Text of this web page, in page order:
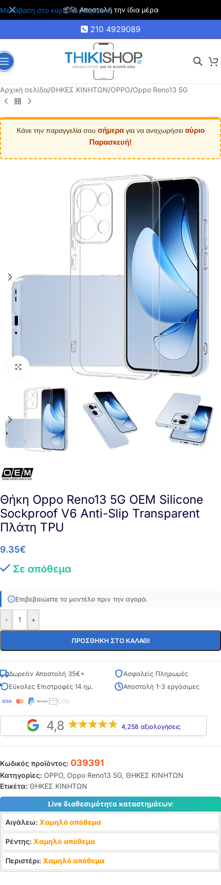
Μετάβαση στο κύριο περιεχόμενο
🚚 Δωρεάν μεταφορικά για αγορές άνω των 35€
210 4929089
Αρχική σελίδα/ΘΗΚΕΣ ΚΙΝΗΤΩΝ/OPPO/Oppo Reno13 5G
Κάνε την παραγγελία σου σήμεραγια να αναχωρήσει αύριο
Παρασκευή!
Click to enlarge
Θήκη Oppo Reno13 5G OEM Silicone
Sockproof V6 Anti-Slip Transparent
Πλάτη TPU
9.35€
Σε απόθεμα
Επιβεβαιώστε το μοντέλο πριν την αγορά.
- +
ΠΡΟΣΘΉΚΗ ΣΤΟ ΚΑΛΆΘΙ
Δωρεάν Αποστολή 35€+
Ασφαλείς Πληρωμές
Εύκολες Επιστροφές 14 ημ.
Αποστολή 1-3 εργάσιμες
COD
4,8 4,258 αξιολογήσεις
Κωδικός προϊόντος: 039391
Κατηγορίες: OPPO, Oppo Reno13 5G, ΘΗΚΕΣ ΚΙΝΗΤΩΝ
Ετικέτα: ΘΗΚΕΣ ΚΙΝΗΤΩΝ
Live διαθεσιμότητα καταστημάτων:
Αιγάλεω: Χαμηλό απόθεμα
Ρέντης: Χαμηλό απόθεμα
Περιστέρι: Χαμηλό απόθεμα